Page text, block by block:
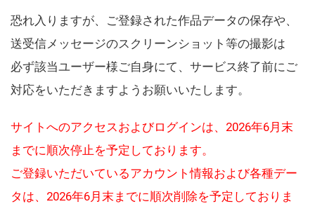
恐れ入りますが、ご登録された作品データの保存や、
送受信メッセージのスクリーンショット等の撮影は
必ず該当ユーザー様ご自身にて、サービス終了前にご
対応をいただきますようお願いいたします。
サイトへのアクセスおよびログインは、2026年6月末
までに順次停止を予定しております。
ご登録いただいているアカウント情報および各種デー
タは、2026年6月末までに順次削除を予定しておりま